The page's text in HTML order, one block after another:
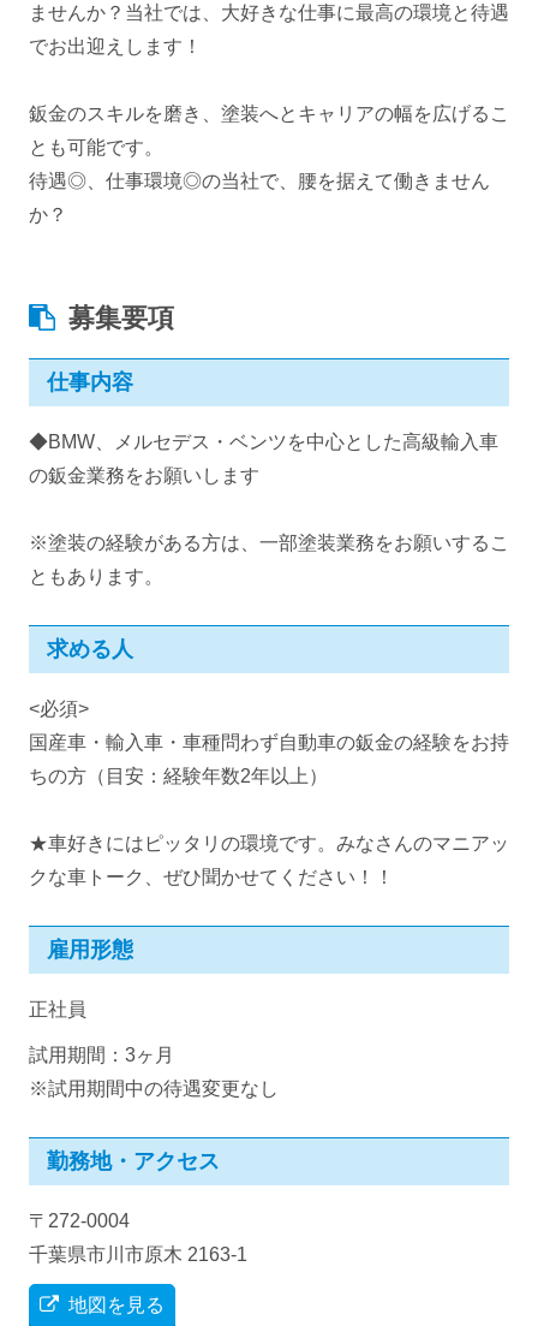
ませんか？当社では、大好きな仕事に最高の環境と待遇
でお出迎えします！
鈑金のスキルを磨き、塗装へとキャリアの幅を広げるこ
とも可能です。
待遇◎、仕事環境◎の当社で、腰を据えて働きません
か？
募集要項
仕事内容
◆BMW、メルセデス・ベンツを中心とした高級輸入車
の鈑金業務をお願いします
※塗装の経験がある方は、一部塗装業務をお願いするこ
ともあります。
求める人
<必須>
国産車・輸入車・車種問わず自動車の鈑金の経験をお持
ちの方（目安：経験年数2年以上）
★車好きにはピッタリの環境です。みなさんのマニアッ
クな車トーク、ぜひ聞かせてください！！
雇用形態
正社員
試用期間：3ヶ月
※試用期間中の待遇変更なし
勤務地・アクセス
〒272-0004
千葉県市川市原木 2163-1
地図を見る